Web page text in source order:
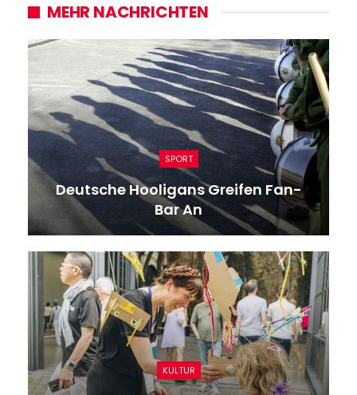
MEHR NACHRICHTEN
SPORT
Deutsche Hooligans Greifen Fan-
Bar An
KULTUR